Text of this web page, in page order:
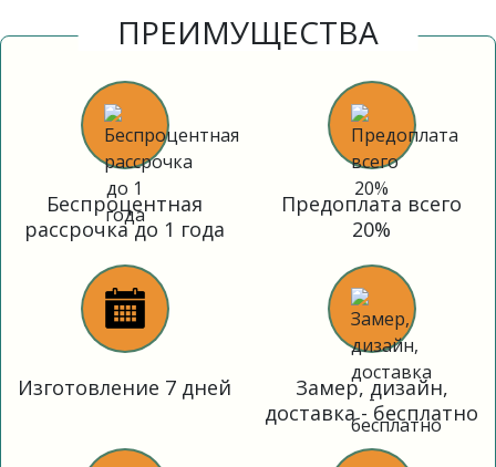
ПРЕИМУЩЕСТВА
Беспроцентная
рассрочка до 1 года
Предоплата всего
20%
Изготовление 7 дней
Замер, дизайн,
доставка - бесплатно